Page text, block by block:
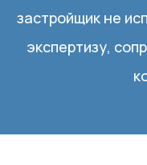
застройщик не
экспертизу,